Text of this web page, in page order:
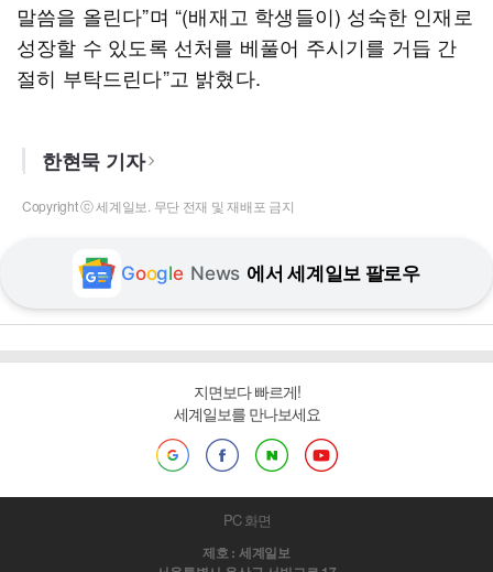
말씀을 올린다”며 “(배재고 학생들이) 성숙한 인재로
성장할 수 있도록 선처를 베풀어 주시기를 거듭 간
절히 부탁드린다”고 밝혔다.
한현묵 기자
Copyright ⓒ 세계일보. 무단 전재 및 재배포 금지
Google News 에서 세계일보 팔로우
지면보다 빠르게!
세계일보를 만나보세요
PC 화면
제호 : 세계일보